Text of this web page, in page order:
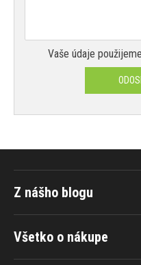
Vaše údaje
Všetko o nákupe
Z nášho blogu